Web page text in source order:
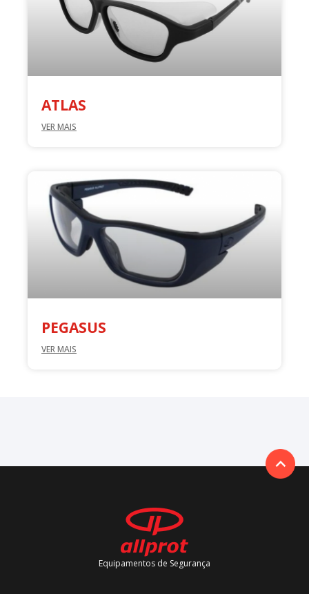
ATLAS
VER MAIS
PEGASUS
VER MAIS
Equipamentos de Segurança